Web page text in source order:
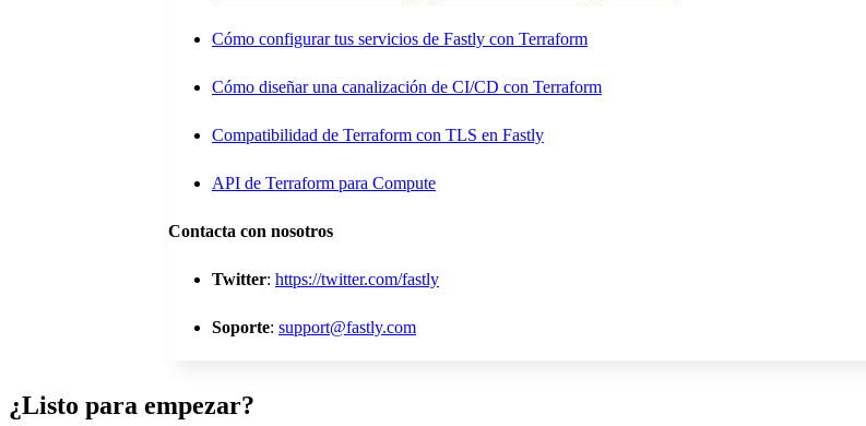
Cómo configurar tus servicios de Fastly con Terraform
Cómo diseñar una canalización de CI/CD con Terraform
Compatibilidad de Terraform con TLS en Fastly
API de Terraform para Compute
Contacta con nosotros
Twitter: https://twitter.com/fastly
Soporte: support@fastly.com
¿Listo para empezar?